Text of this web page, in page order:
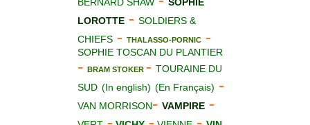
LOROTTE - SOLDIERS &
CHIEFS - THALASSO-PORNIC -
SOPHIE TOSCAN DU PLANTIER
- BRAM STOKER - TOURAINE DU
SUD (In english) (En Français) -
VAN MORRISON- VAMPIRE -